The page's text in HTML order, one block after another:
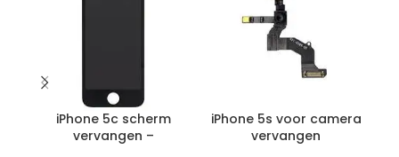
iPhone 5c scherm
vervangen –
iPhone 5s voor camera
vervangen